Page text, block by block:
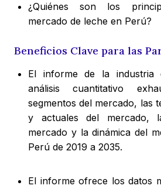
¿Quiénes son los
mercado de leche en Perú?
Beneficios Clave para las
El informe de la
análisis cuantitativo
segmentos del mercado, las
y actuales del mercado,
mercado y la dinámica del
Perú de 2019 a 2035.
El informe ofrece los datos